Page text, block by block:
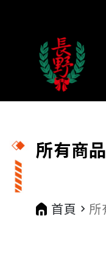
所有商品
首頁 navigate_next 所